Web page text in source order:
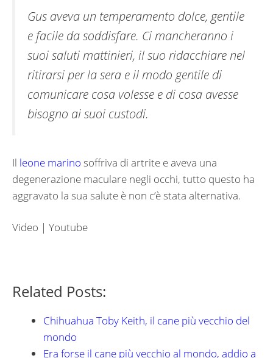
Gus aveva un temperamento dolce, gentile
e facile da soddisfare. Ci mancheranno i
suoi saluti mattinieri, il suo ridacchiare nel
ritirarsi per la sera e il modo gentile di
comunicare cosa volesse e di cosa avesse
bisogno ai suoi custodi.
Il leone marino soffriva di artrite e aveva una
degenerazione maculare negli occhi, tutto questo ha
aggravato la sua salute è non c’è stata alternativa.
Video | Youtube
Related Posts:
Chihuahua Toby Keith, il cane più vecchio del
mondo
Era forse il cane più vecchio al mondo, addio a